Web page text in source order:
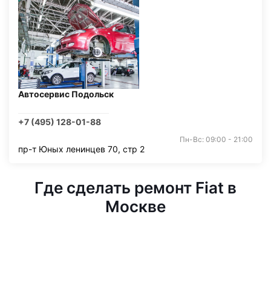
Автосервис Подольск
+7 (495) 128-01-88
Пн-Вс: 09:00 - 21:00
пр-т Юных ленинцев 70, стр 2
Где сделать ремонт Fiat в
Москве